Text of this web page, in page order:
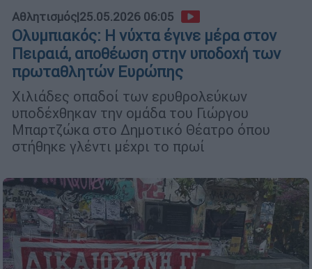
Αθλητισμός|25.05.2026 06:05
Ολυμπιακός: Η νύχτα έγινε μέρα στον
Πειραιά, αποθέωση στην υποδοχή των
πρωταθλητών Ευρώπης
Χιλιάδες οπαδοί των ερυθρολεύκων
υποδέχθηκαν την ομάδα του Γιώργου
Μπαρτζώκα στο Δημοτικό Θέατρο όπου
στήθηκε γλέντι μέχρι το πρωί